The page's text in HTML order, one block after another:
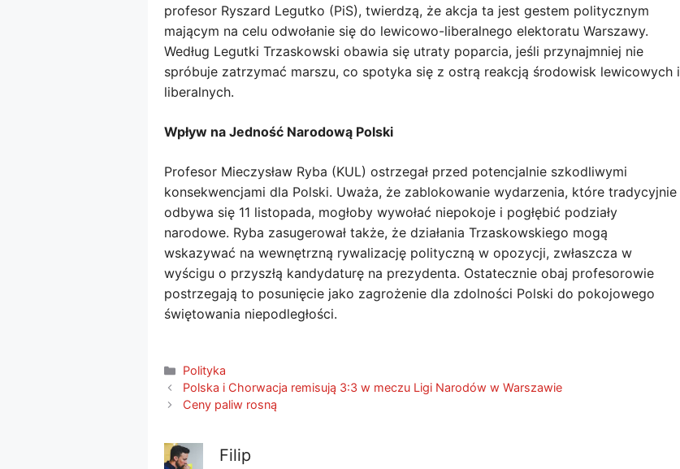
profesor Ryszard Legutko (PiS), twierdzą, że akcja ta jest gestem politycznym
mającym na celu odwołanie się do lewicowo-liberalnego elektoratu Warszawy.
Według Legutki Trzaskowski obawia się utraty poparcia, jeśli przynajmniej nie
spróbuje zatrzymać marszu, co spotyka się z ostrą reakcją środowisk lewicowych i
liberalnych.
Wpływ na Jedność Narodową Polski
Profesor Mieczysław Ryba (KUL) ostrzegał przed potencjalnie szkodliwymi
konsekwencjami dla Polski. Uważa, że ​​zablokowanie wydarzenia, które tradycyjnie
odbywa się 11 listopada, mogłoby wywołać niepokoje i pogłębić podziały
narodowe. Ryba zasugerował także, że działania Trzaskowskiego mogą
wskazywać na wewnętrzną rywalizację polityczną w opozycji, zwłaszcza w
wyścigu o przyszłą kandydaturę na prezydenta. Ostatecznie obaj profesorowie
postrzegają to posunięcie jako zagrożenie dla zdolności Polski do pokojowego
świętowania niepodległości.
Kategorie
Polityka
Polska i Chorwacja remisują 3:3 w meczu Ligi Narodów w Warszawie
Ceny paliw rosną
Filip